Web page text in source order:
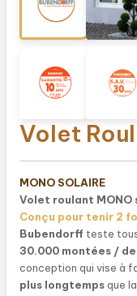
Volet
MONO SOLAIRE
Volet roulant
Conçu pour tenir 2
Bubendorff teste
30.000 montées /
conception qui vise à
plus longtempsque